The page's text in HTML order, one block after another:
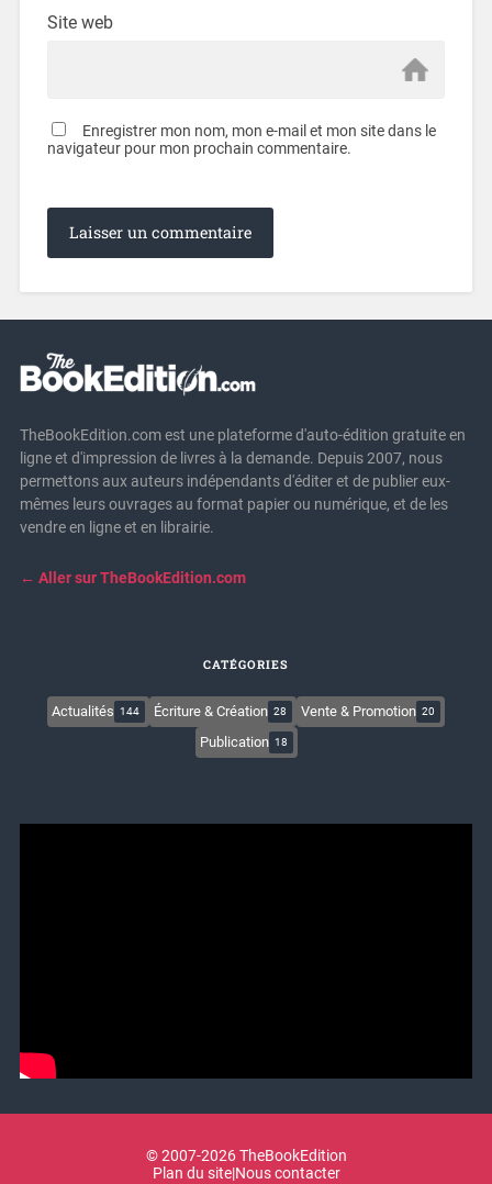
Site web
Enregistrer mon nom, mon e-mail et mon site dans le
navigateur pour mon prochain commentaire.
TheBookEdition.com est une plateforme d'auto-édition gratuite en
ligne et d'impression de livres à la demande. Depuis 2007, nous
permettons aux auteurs indépendants d'éditer et de publier eux-
mêmes leurs ouvrages au format papier ou numérique, et de les
vendre en ligne et en librairie.
← Aller sur TheBookEdition.com
CATÉGORIES
Actualités 144 Écriture & Création 28 Vente & Promotion 20
Publication 18
© 2007-2026 TheBookEdition
Plan du site|Nous contacter